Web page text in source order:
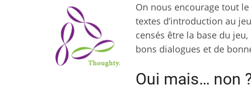
On nous encourage tout
textes d’introduction au
censés être la base du
bons dialogues et de
Oui mais… non